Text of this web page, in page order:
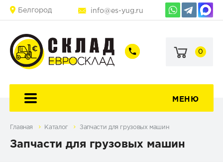
Белгород info@es-yug.ru
+7
60-
+7
69-
0
МЕНЮ
Главная Каталог Запчасти для грузовых машин
Запчасти для грузовых машин